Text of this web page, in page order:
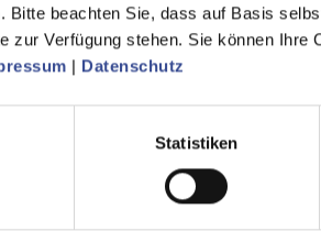
beachten Sie, dass auf Basis
Verfügung stehen. Sie können Ihre
| Datenschutz
Statistiken